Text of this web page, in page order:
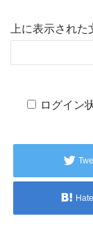
上に表示された
ログイン